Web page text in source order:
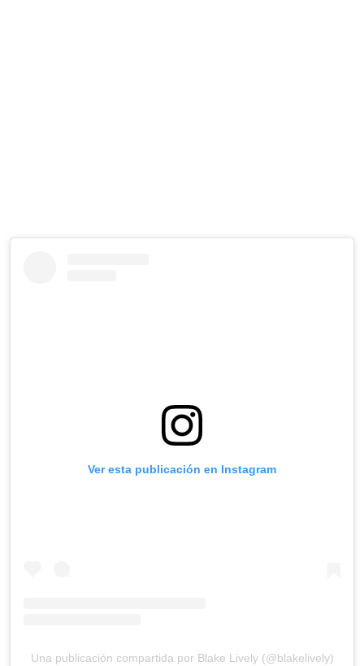
Ver esta publicación en Instagram
Una publicación compartida por Blake Lively (@blakelively)